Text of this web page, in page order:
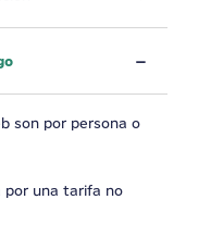
son por persona o
por una tarifa no